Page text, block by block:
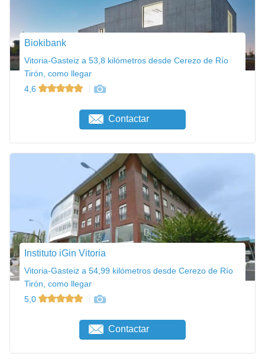
Biokibank
Vitoria-Gasteiz a 53,8 kilómetros desde Cerezo de Río
Tirón, como llegar
4,6
Contactar
Instituto iGin Vitoria
Vitoria-Gasteiz a 54,99 kilómetros desde Cerezo de Río
Tirón, como llegar
5,0
Contactar